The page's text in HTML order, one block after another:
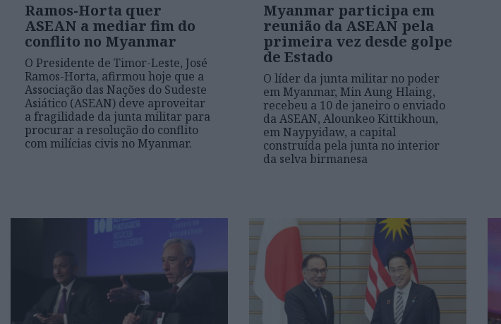
Ramos-Horta quer
ASEAN a mediar fim do
conflito no Myanmar
O Presidente de Timor-Leste, José
Ramos-Horta, afirmou hoje que a
Associação das Nações do Sudeste
Asiático (ASEAN) deve aproveitar
a fragilidade da junta militar para
procurar a resolução do conflito
com milícias civis no Myanmar.
Myanmar participa em
reunião da ASEAN pela
primeira vez desde golpe
de Estado
O líder da junta militar no poder
em Myanmar, Min Aung Hlaing,
recebeu a 10 de janeiro o enviado
da ASEAN, Alounkeo Kittikhoun,
em Naypyidaw, a capital
construída pela junta no interior
da selva birmanesa